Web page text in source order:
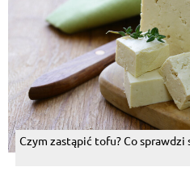
Joanna Smuga,
Z BETONIARY
Joanna Smuga ,
OCZYWIŚCIE-TO NIE
ZBETONIARY.
Czym zastąpić tofu? Co sprawdzi